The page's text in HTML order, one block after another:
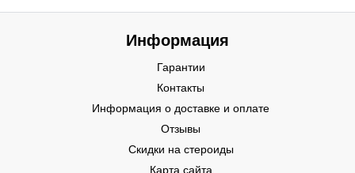
Информация
Гарантии
Контакты
Информация о доставке и оплате
Отзывы
Скидки на стероиды
Карта сайта